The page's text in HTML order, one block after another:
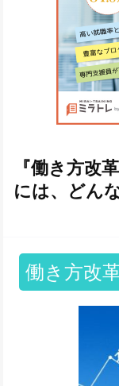
『働き方改
には、どん
働き方改